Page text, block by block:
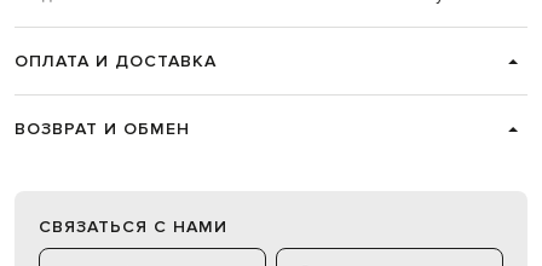
ОПЛАТА И ДОСТАВКА
ВОЗВРАТ И ОБМЕН
СВЯЗАТЬСЯ С НАМИ